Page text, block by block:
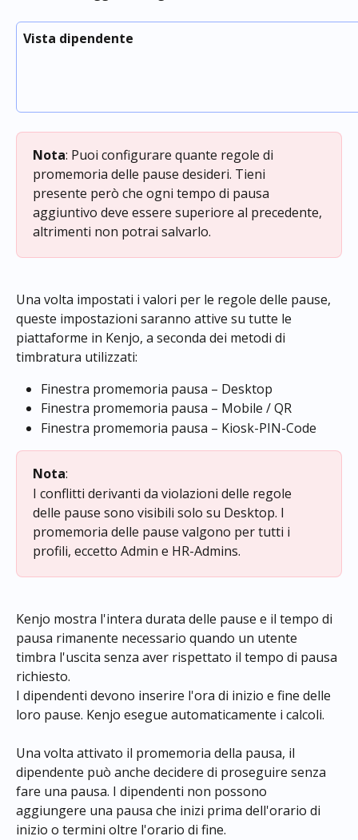
Vista dipendente
Nota: Puoi configurare quante regole di
promemoria delle pause desideri. Tieni
presente però che ogni tempo di pausa
aggiuntivo deve essere superiore al precedente,
altrimenti non potrai salvarlo.
Una volta impostati i valori per le regole delle pause,
queste impostazioni saranno attive su tutte le
piattaforme in Kenjo, a seconda dei metodi di
timbratura utilizzati:
Finestra promemoria pausa – Desktop
Finestra promemoria pausa – Mobile / QR
Finestra promemoria pausa – Kiosk-PIN-Code
Nota:
I conflitti derivanti da violazioni delle regole
delle pause sono visibili solo su Desktop. I
promemoria delle pause valgono per tutti i
profili, eccetto Admin e HR-Admins.
Kenjo mostra l'intera durata delle pause e il tempo di
pausa rimanente necessario quando un utente
timbra l'uscita senza aver rispettato il tempo di pausa
richiesto.
I dipendenti devono inserire l'ora di inizio e fine delle
loro pause. Kenjo esegue automaticamente i calcoli.
Una volta attivato il promemoria della pausa, il
dipendente può anche decidere di proseguire senza
fare una pausa. I dipendenti non possono
aggiungere una pausa che inizi prima dell'orario di
inizio o termini oltre l'orario di fine.